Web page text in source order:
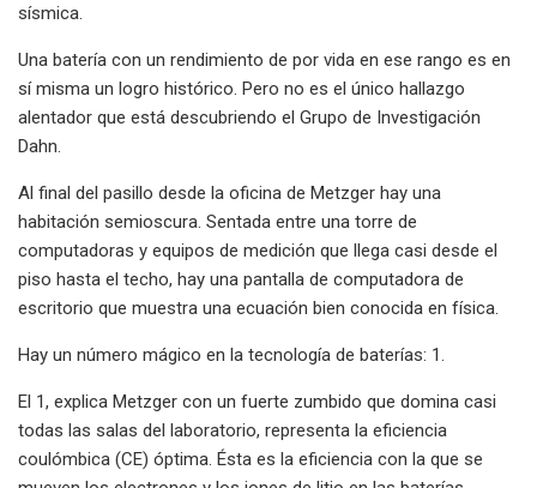
sísmica.
Una batería con un rendimiento de por vida en ese rango es en
sí misma un logro histórico. Pero no es el único hallazgo
alentador que está descubriendo el Grupo de Investigación
Dahn.
Al final del pasillo desde la oficina de Metzger hay una
habitación semioscura. Sentada entre una torre de
computadoras y equipos de medición que llega casi desde el
piso hasta el techo, hay una pantalla de computadora de
escritorio que muestra una ecuación bien conocida en física.
Hay un número mágico en la tecnología de baterías: 1.
El 1, explica Metzger con un fuerte zumbido que domina casi
todas las salas del laboratorio, representa la eficiencia
coulómbica (CE) óptima. Ésta es la eficiencia con la que se